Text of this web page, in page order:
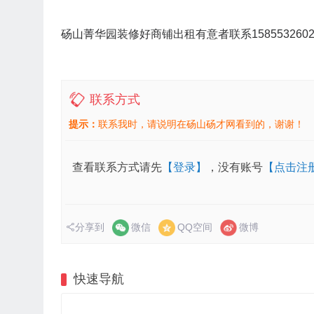
砀山菁华园装修好商铺出租有意者联系
联系方式
提示： 联系我时，请说明在砀山砀才网看到的，谢谢！
查看联系方式请先 【登录】 ，没有账号 【点击注
分享到 微信 QQ空间 微博
快速导航